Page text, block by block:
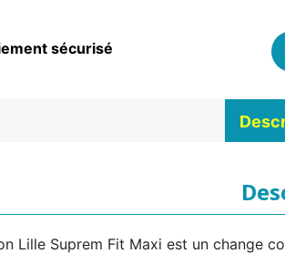
sécurisé
Lille Suprem Fit Maxi est un change